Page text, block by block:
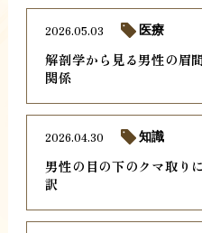
解剖学から見る男性の眉
関係
2026.05.03 医療
男性の目の下のクマ取り
訳
2026.04.30 知識